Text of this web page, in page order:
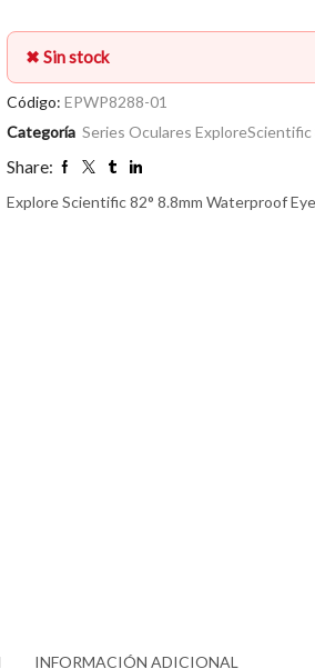
✖ Sin stock
Código: EPWP8288-01
Categoría Series Oculares ExploreScientific
Share:
Explore Scientific 82° 8.8mm Waterproof
INFORMACIÓN ADICIONAL